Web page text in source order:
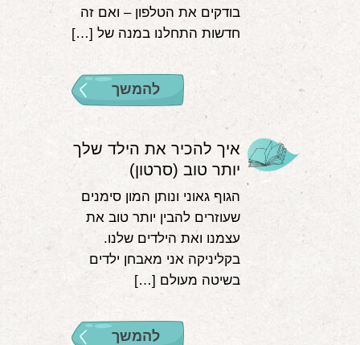
בודקים את הטלפון – ואם זה
חדשות התחלנו במנה של […]
להמשך
איך להכיר את הילד שלך
יותר טוב (סרטון)
הגוף גאוני ונותן המון סימנים
שעוזרים להבין יותר טוב את
עצמנו ואת הילדים שלנו.
בקליניקה אני מאבחן ילדים
בשיטה מעולם […]
להמשך